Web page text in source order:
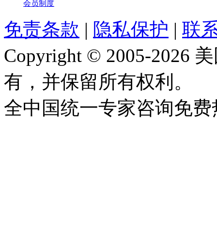
会员制度
免责条款 | 隐私保护 | 联
Copyright © 2005-2026
有，并保留所有权利。
全中国统一专家咨询免费